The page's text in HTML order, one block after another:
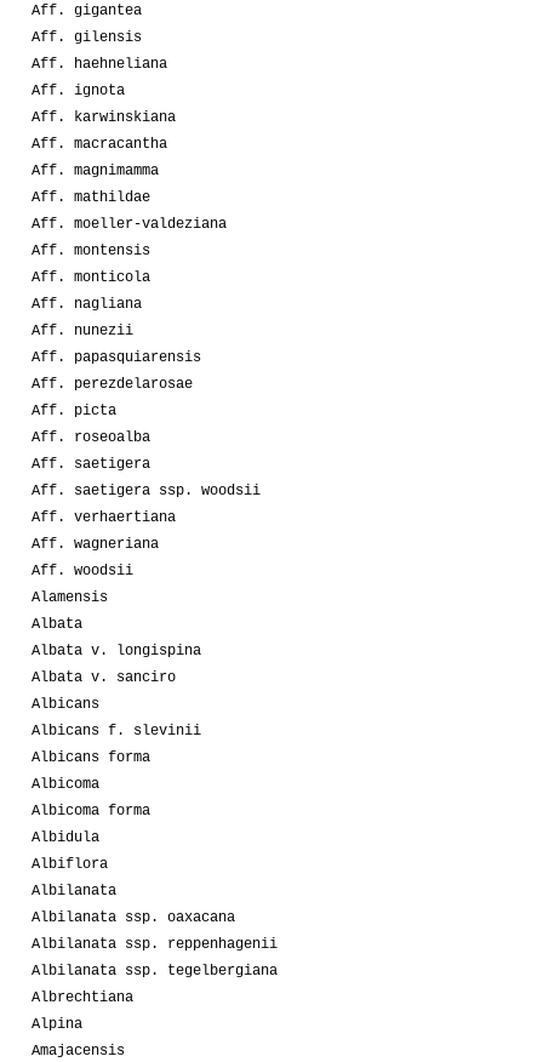
Aff. gigantea
Aff. gilensis
Aff. haehneliana
Aff. ignota
Aff. karwinskiana
Aff. macracantha
Aff. magnimamma
Aff. mathildae
Aff. moeller-valdeziana
Aff. montensis
Aff. monticola
Aff. nagliana
Aff. nunezii
Aff. papasquiarensis
Aff. perezdelarosae
Aff. picta
Aff. roseoalba
Aff. saetigera
Aff. saetigera ssp. woodsii
Aff. verhaertiana
Aff. wagneriana
Aff. woodsii
Alamensis
Albata
Albata v. longispina
Albata v. sanciro
Albicans
Albicans f. slevinii
Albicans forma
Albicoma
Albicoma forma
Albidula
Albiflora
Albilanata
Albilanata ssp. oaxacana
Albilanata ssp. reppenhagenii
Albilanata ssp. tegelbergiana
Albrechtiana
Alpina
Amajacensis